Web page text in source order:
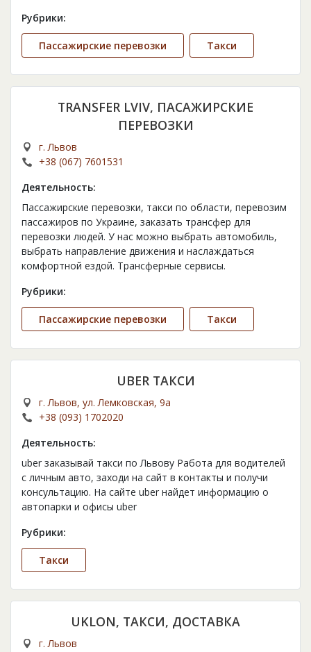
Рубрики:
Пассажирские перевозки Такси
TRANSFER LVIV, ПАСАЖИРСКИЕ
ПЕРЕВОЗКИ
г. Львов
+38 (067) 7601531
Деятельность:
Пассажирские перевозки, такси по области, перевозим
пассажиров по Украине, заказать трансфер для
перевозки людей. У нас можно выбрать автомобиль,
выбрать направление движения и наслаждаться
комфортной ездой. Трансферные сервисы.
Рубрики:
Пассажирские перевозки Такси
UBER ТАКСИ
г. Львов, ул. Лемковская, 9а
+38 (093) 1702020
Деятельность:
uber заказывай такси по Львову Работа для водителей
с личным авто, заходи на сайт в контакты и получи
консультацию. На сайте uber найдет информацию о
автопарки и офисы uber
Рубрики:
Такси
UKLON, ТАКСИ, ДОСТАВКА
г. Львов